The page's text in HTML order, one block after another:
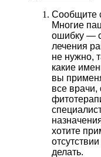
Сообщите
Многие
ошибку —
лечения
не нужно,
какие
вы
все
хотите
делать.